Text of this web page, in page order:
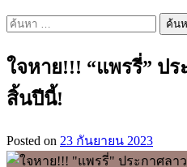
ค้นหา
ใจหาย!!! “แพรรี่” ปร
สิ้นปีนี้!
Posted on 23 กันยายน 2023